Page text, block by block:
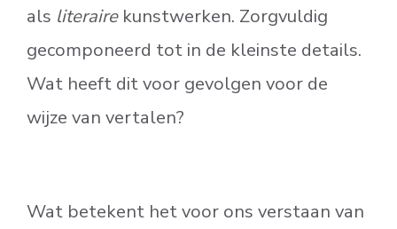
als literaire kunstwerken. Zorgvuldig
gecomponeerd tot in de kleinste details.
Wat heeft dit voor gevolgen voor de
wijze van vertalen?
Wat betekent het voor ons verstaan van